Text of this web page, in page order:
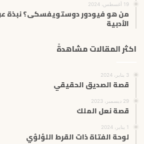
19 أغسطس، 2024
من هو فيودور دوستويفسكى؟ نبذة
الأدبية
اكثر المقالات مشاهدةً
3 يناير، 2024
قصة الصديق الحقيقي
29 ديسمبر، 2023
قصة نعل الملك
1 يناير، 2024
لوحة الفتاة ذات القرط اللؤلؤي